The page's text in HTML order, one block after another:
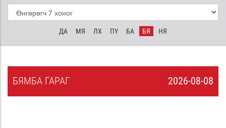
ДА МЯ ЛХ ПҮ БА БЯ НЯ
2026-08-08
БЯМБА ГАРАГ